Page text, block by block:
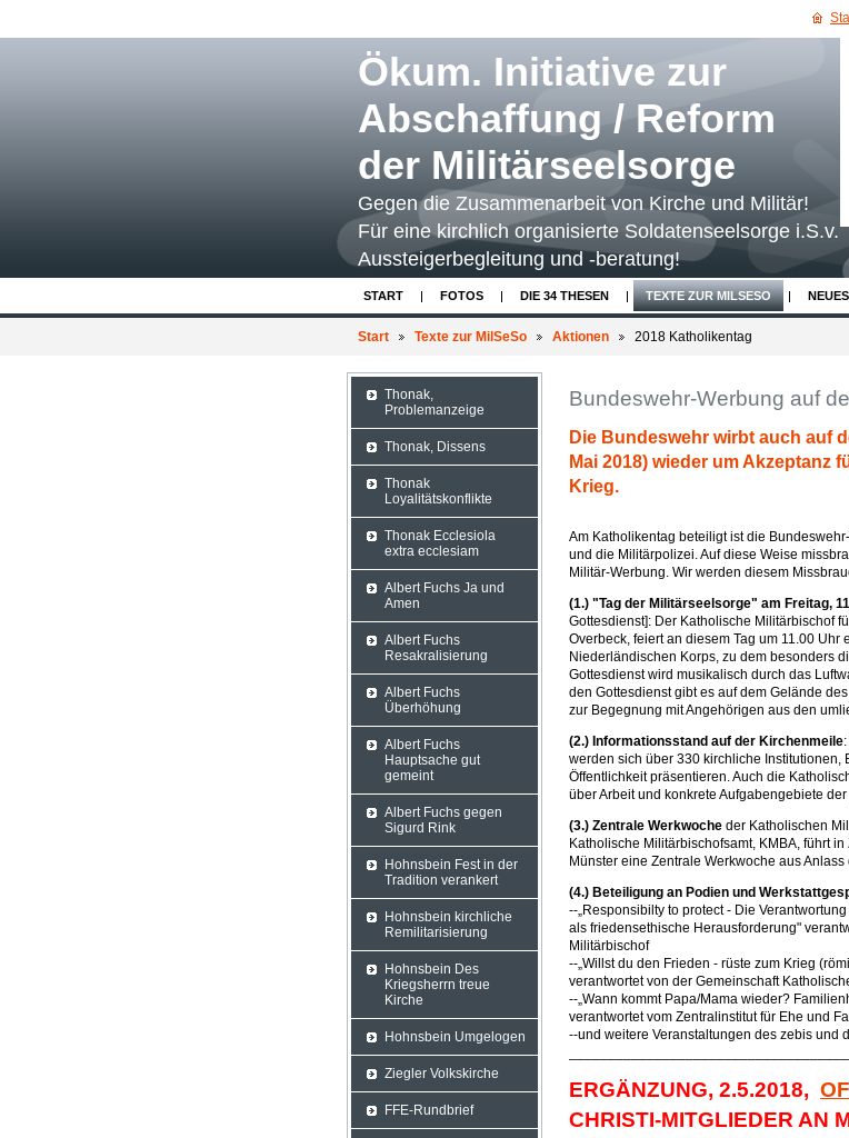
Ökum. Initiative zur
Abschaffung / Reform
der Militärseelsorge
Gegen die Zusammenarbeit von Kirche und Militär!
Für eine kirchlich organisierte Soldatenseelsorge i.S.v.
Aussteigerbegleitung und -beratung!
START FOTOS DIE 34 THESEN TEXTE ZUR MILSESO NEUES
Start Texte zur MilSeSo Aktionen 2018 Katholikentag
Bundeswehr-Werbung auf
Die Bundeswehr wirbt auch auf
Mai 2018) wieder um Akzeptanz
Krieg.
Am Katholikentag beteiligt ist die
und die Militärpolizei. Auf diese Weise
Militär-Werbung. Wir werden diesem
(1.) "Tag der Militärseelsorge" am Freitag,
Gottesdienst]: Der Katholische Militärbischof
Overbeck, feiert an diesem Tag um 11.00
Niederländischen Korps, zu dem besonders
Gottesdienst wird musikalisch durch das
den Gottesdienst gibt es auf dem Gelände
zur Begegnung mit Angehörigen aus den
(2.) Informationsstand auf der Kirchenmeile
werden sich über 330 kirchliche Institutionen,
Öffentlichkeit präsentieren. Auch die
über Arbeit und konkrete Aufgabengebiete der
(3.) Zentrale Werkwoche der Katholischen
Katholische Militärbischofsamt, KMBA, führt
Münster eine Zentrale Werkwoche aus Anlass
(4.) Beteiligung an Podien und
--„Responsibilty to protect - Die
als friedensethische Herausforderung"
Militärbischof
--„Willst du den Frieden - rüste zum Krieg
verantwortet von der Gemeinschaft
--„Wann kommt Papa/Mama wieder?
verantwortet vom Zentralinstitut für Ehe und
--und weitere Veranstaltungen des zebis und
ERGÄNZUNG, 2.5.2018,
CHRISTI-MITGLIEDER AN
Thonak,
Problemanzeige
Thonak, Dissens
Thonak
Loyalitätskonflikte
Thonak Ecclesiola
extra ecclesiam
Albert Fuchs Ja und
Amen
Albert Fuchs
Resakralisierung
Albert Fuchs
Überhöhung
Albert Fuchs
Hauptsache gut
gemeint
Albert Fuchs gegen
Sigurd Rink
Hohnsbein Fest in der
Tradition verankert
Hohnsbein kirchliche
Remilitarisierung
Hohnsbein Des
Kriegsherrn treue
Kirche
Hohnsbein Umgelogen
Ziegler Volkskirche
FFE-Rundbrief